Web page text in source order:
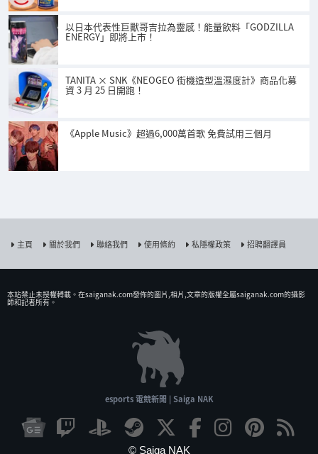
以日本代表性巨獸哥吉拉為靈感！能量飲料「GODZILLA
ENERGY」即將上市！
TANITA × SNK《NEOGEO 街機造型溫濕度計》商品化募
資 3 月 25 日開跑！
《Apple Music》超過6,000萬首歌 免費試用三個月
主頁 關於我們 聯絡我們 使用條約 私隱權政策 招聘翻譯員
本站禁止未授權𨍭載。在saiganak.com發佈的圖片,相片,文章的版權全屬saiganak.com的攝影
師和記者所有。
esports 電競新聞 | Saiga NAK
© Saiga NAK